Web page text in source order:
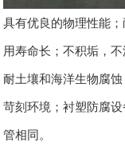
具有优良的物理性能
用寿命长；不积垢，
耐土壤和海洋生物腐
苛刻环境；衬塑防腐
管相同。